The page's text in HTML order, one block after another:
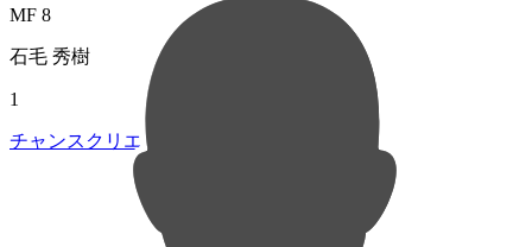
MF 8
石毛 秀樹
1
チャンスクリエイト総数